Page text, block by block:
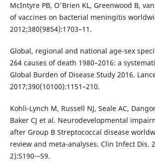
McIntyre PB, O'Brien KL, Greenwood B,
of vaccines on bacterial meningitis
2012;380(9854):1703–11.
Global, regional and national age-sex
264 causes of death 1980–2016: a
Global Burden of Disease Study 2016.
2017;390(10100):1151–210.
Kohli-Lynch M, Russell NJ, Seale AC,
Baker CJ et al. Neurodevelopmental
after Group B Streptococcal disease
review and meta-analyses. Clin Infect Dis.
2):S190-–S9.